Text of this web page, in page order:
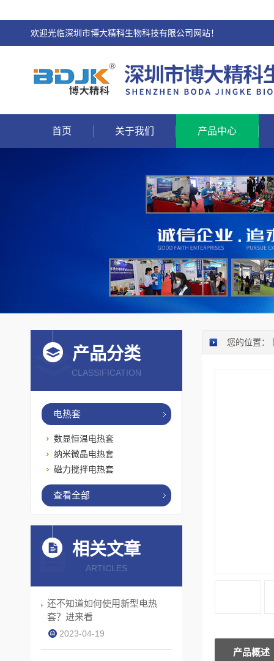
欢迎光临深圳市博大精科生物科技有限公司网站！
首页 关于我们 产品中心
您的位置：
产品概述
产品分类
CLASSIFICATION
电热套
数显恒温电热套
纳米微晶电热套
磁力搅拌电热套
查看全部
相关文章
ARTICLES
还不知道如何使用新型电热
套？进来看
2023-04-19